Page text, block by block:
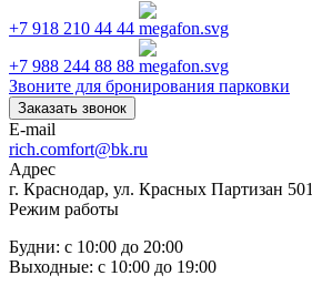
+7 918 210 44 44
+7 988 244 88 88
Звоните для бронирования парковки
Заказать звонок
E-mail
rich.comfort@bk.ru
Адрес
г. Краснодар, ул. Красных Партизан 501
Режим работы
Будни: с 10:00 до 20:00
Выходные: с 10:00 до 19:00